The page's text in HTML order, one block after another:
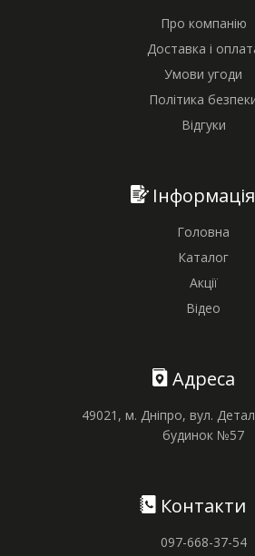
Про компанію
Доставка і
Умови угоди
Політика
Відгуки
Інформація
Головна
Каталог
Акції
Відео
Адреса
49021, м. Дніпро, вул.
будинок №57
Контакти
097-668-37-54